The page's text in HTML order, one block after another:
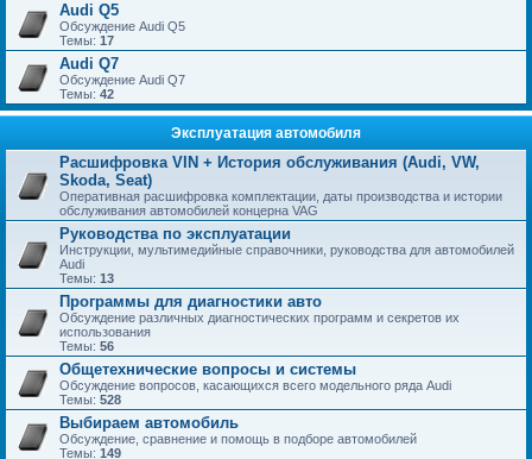
Audi Q5
Обсуждение Audi Q5
Темы: 17
Audi Q7
Обсуждение Audi Q7
Темы: 42
Эксплуатация автомобиля
Расшифровка VIN + История обслуживания (Audi, VW,
Skoda, Seat)
Оперативная расшифровка комплектации, даты производства и истории
обслуживания автомобилей концерна VAG
Руководства по эксплуатации
Инструкции, мультимедийные справочники, руководства для автомобилей
Audi
Темы: 13
Программы для диагностики авто
Обсуждение различных диагностических программ и секретов их
использования
Темы: 56
Общетехнические вопросы и системы
Обсуждение вопросов, касающихся всего модельного ряда Audi
Темы: 528
Выбираем автомобиль
Обсуждение, сравнение и помощь в подборе автомобилей
Темы: 149